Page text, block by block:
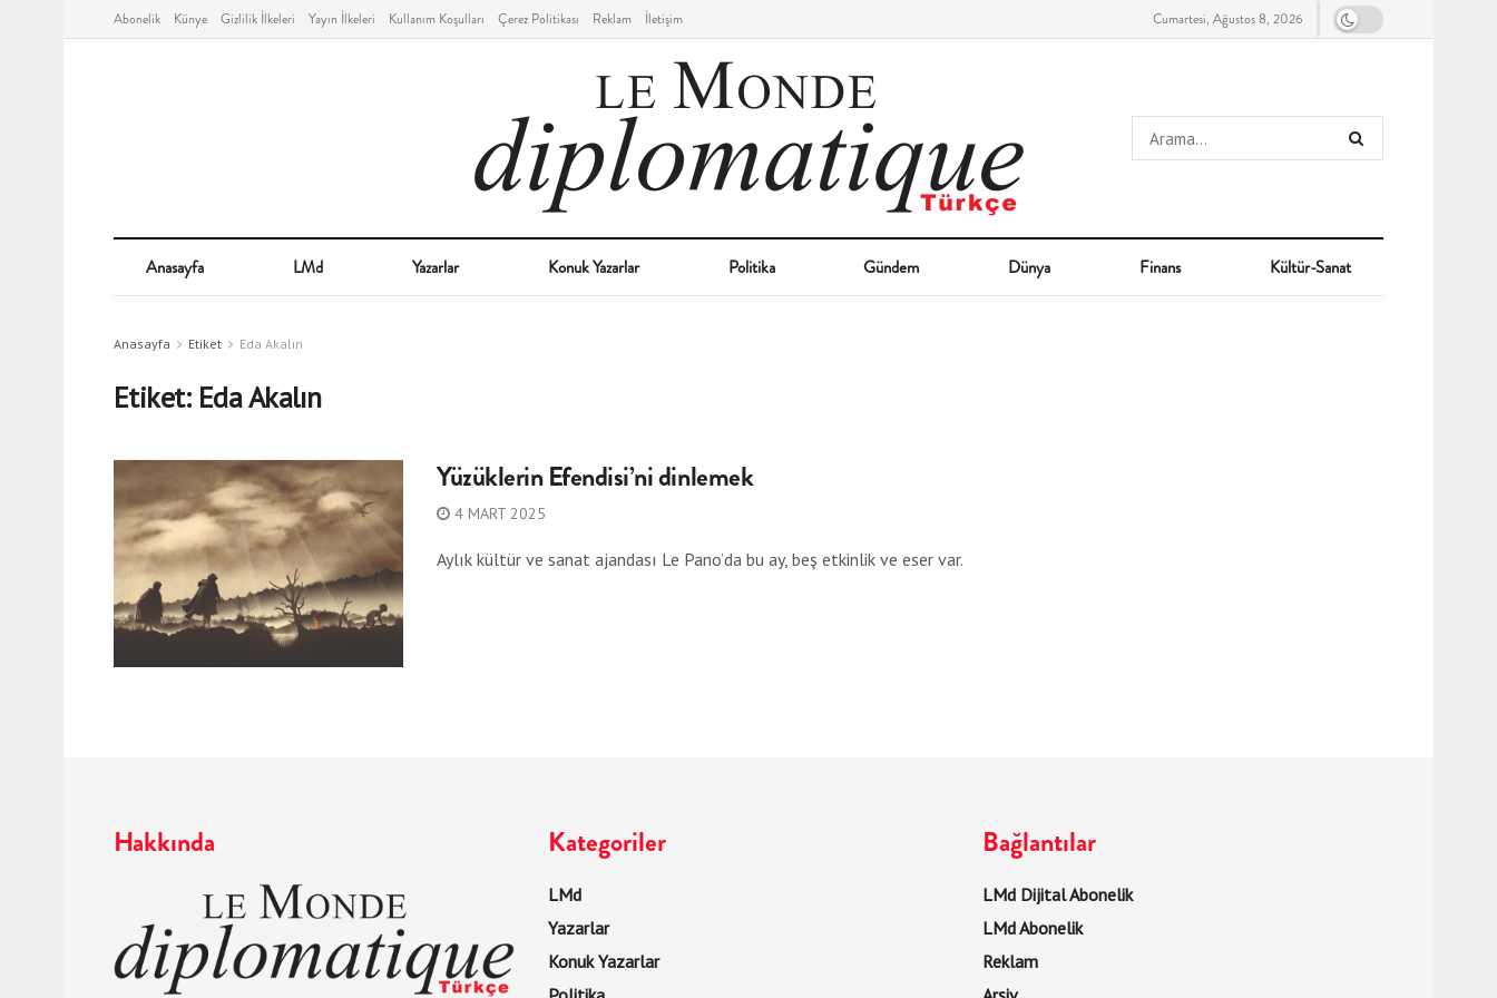
Abonelik Künye Gizlilik İlkeleri Yayın İlkeleri Kullanım Koşulları Çerez Politikası Reklam İletişim Cumartesi, Ağustos 8, 2026
Anasayfa LMd Yazarlar Konuk Yazarlar Politika Gündem Dünya Finans Kültür-Sanat
Anasayfa Etiket Eda Akalın
Etiket: Eda Akalın
Yüzüklerin Efendisi’ni dinlemek
4 MART 2025
Aylık kültür ve sanat ajandası Le Pano’da bu ay, beş etkinlik ve eser var.
Hakkında Kategoriler
LMd
Yazarlar
Konuk Yazarlar
Bağlantılar
LMd Dijital Abonelik
LMd Abonelik
Reklam